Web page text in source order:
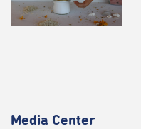
Media Center